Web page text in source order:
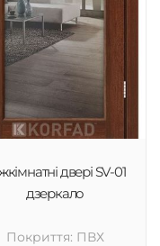
двері SV-01
дзеркало
Покриття: ПВХ